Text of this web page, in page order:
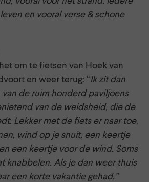
en vooral verse & schone
om te fietsen van Hoek van
en weer terug: “Ik zit dan
van de ruim honderd paviljoens
van de weidsheid, die de
Lekker met de fiets er naar toe,
wind op je snuit, een keertje
een keertje voor de wind. Soms
knabbelen. Als je dan weer thuis
een korte vakantie gehad.”